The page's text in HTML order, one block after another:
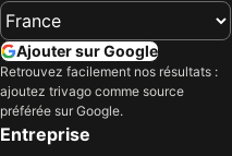
Fort Beaufort, Ostkap Hôtels
Bedford, Ostkap Hôtels
Stutterheim, Ostkap Hôtels
Johannesbourg, Gauteng Hôtels
Ajouter sur Google
Retrouvez facilement nos résultats :
ajoutez trivago comme source
préférée sur Google.
Entreprise